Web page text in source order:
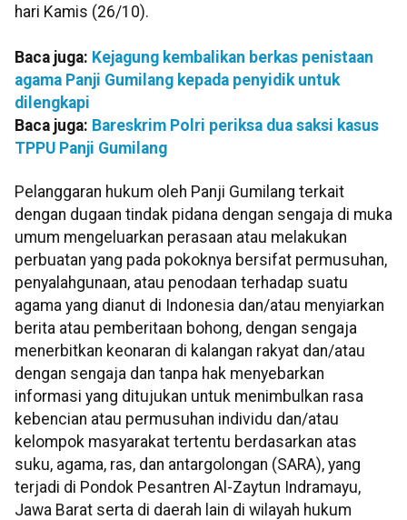
hari Kamis (26/10).
Baca juga: Kejagung kembalikan berkas penistaan
agama Panji Gumilang kepada penyidik untuk
dilengkapi
Baca juga: Bareskrim Polri periksa dua saksi kasus
TPPU Panji Gumilang
Pelanggaran hukum oleh Panji Gumilang terkait
dengan dugaan tindak pidana dengan sengaja di muka
umum mengeluarkan perasaan atau melakukan
perbuatan yang pada pokoknya bersifat permusuhan,
penyalahgunaan, atau penodaan terhadap suatu
agama yang dianut di Indonesia dan/atau menyiarkan
berita atau pemberitaan bohong, dengan sengaja
menerbitkan keonaran di kalangan rakyat dan/atau
dengan sengaja dan tanpa hak menyebarkan
informasi yang ditujukan untuk menimbulkan rasa
kebencian atau permusuhan individu dan/atau
kelompok masyarakat tertentu berdasarkan atas
suku, agama, ras, dan antargolongan (SARA), yang
terjadi di Pondok Pesantren Al-Zaytun Indramayu,
Jawa Barat serta di daerah lain di wilayah hukum